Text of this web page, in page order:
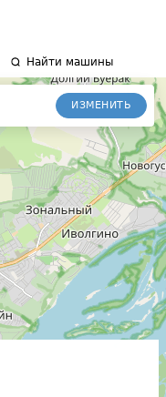
Найти машины
ИЗМЕНИТЬ